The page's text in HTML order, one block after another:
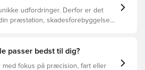
udfordringer. Derfor er det
præstation, skadesforebyggelse
valg til de forskellige typer
passer bedst til dig?
med fokus på præcision, fart eller